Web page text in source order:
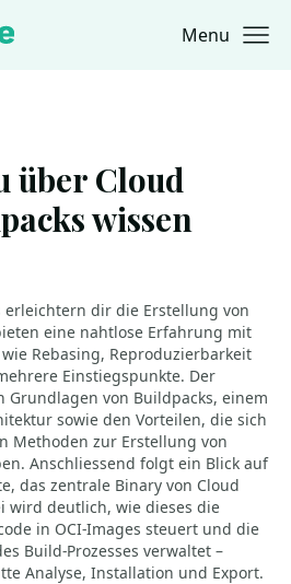
Menu
über Cloud
wissen
erleichtern dir die Erstellung von
eine nahtlose Erfahrung mit
Rebasing, Reproduzierbarkeit
Einstiegspunkte. Der
von Buildpacks, einem
sowie den Vorteilen, die sich
Methoden zur Erstellung von
Anschliessend folgt ein Blick auf
das zentrale Binary von Cloud
wird deutlich, wie dieses die
in OCI-Images steuert und die
Build-Prozesses verwaltet –
Analyse, Installation und Export.